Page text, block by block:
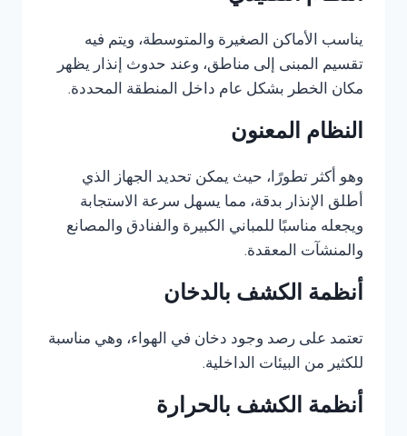
يناسب الأماكن الصغيرة والمتوسطة، ويتم فيه
تقسيم المبنى إلى مناطق، وعند حدوث إنذار يظهر
مكان الخطر بشكل عام داخل المنطقة المحددة.
النظام المعنون
وهو أكثر تطورًا، حيث يمكن تحديد الجهاز الذي
أطلق الإنذار بدقة، مما يسهل سرعة الاستجابة
ويجعله مناسبًا للمباني الكبيرة والفنادق والمصانع
والمنشآت المعقدة.
أنظمة الكشف بالدخان
تعتمد على رصد وجود دخان في الهواء، وهي مناسبة
للكثير من البيئات الداخلية.
أنظمة الكشف بالحرارة